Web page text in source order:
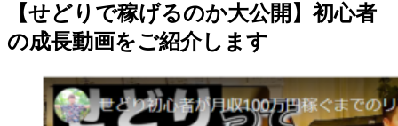
【せどりで稼げるのか大公開】初心者
の成長動画をご紹介します